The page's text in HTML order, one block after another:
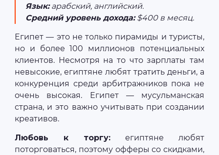
Язык:арабский, английский.
Средний уровень дохода:$400 в месяц.
Египет — это не только пирамиды и туристы,
но и более 100 миллионов потенциальных
клиентов. Несмотря на то что зарплаты там
невысокие, египтяне любят тратить деньги, а
конкуренция среди арбитражников пока не
очень высокая. Египет — мусульманская
страна, и это важно учитывать при создании
креативов.
Любовь к торгу: египтяне любят
поторговаться, поэтому офферы со скидками,